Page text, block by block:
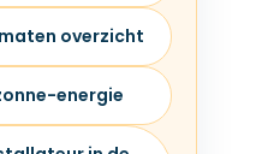
overzicht
energie